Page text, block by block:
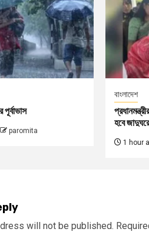
পূর্বাভাস
paromita
বাংলাদেশ
হবে
1 hour
will not be published.